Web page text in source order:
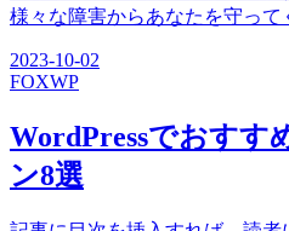
様々な障害からあなたを守って
2023-10-02
FOXWP
WordPressでおすす
ン8選